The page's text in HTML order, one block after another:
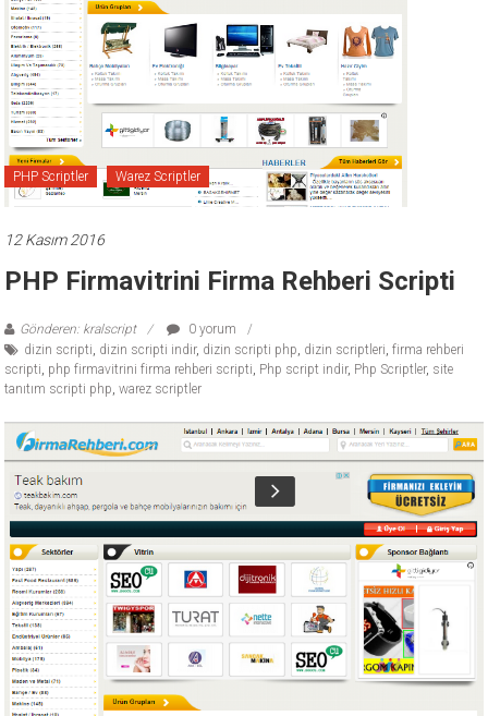
ücretli
temalar,
wordpress
temaları,
php
temaları,
theme
download
PHP Scriptler Warez Scriptler
12 Kasım 2016
PHP Firmavitrini Firma Rehberi Scripti
Gönderen: kralscript
0 yorum
dizin scripti, dizin scripti indir, dizin scripti php, dizin scriptleri,firma rehberi
scripti, php firmavitrini firma rehberi scripti, Php script indir, Php Scriptler, site
tanıtım scripti php,warez scriptler